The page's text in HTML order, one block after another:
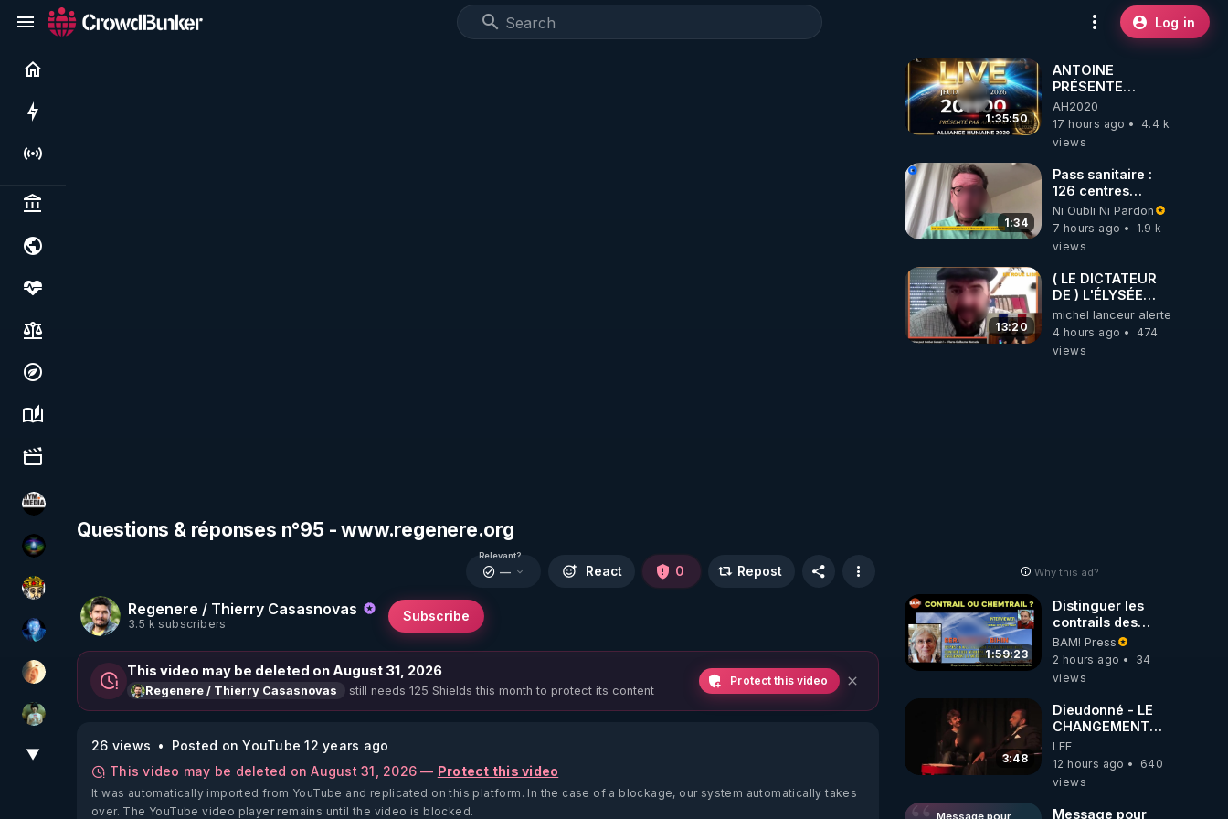
Log in
Live
Politics & institutions
Society, justice & freedoms
Economy, environment & technology
Science, history & spirituality
Culture, media & entertainment
HYM.MEDIA
WakeUp
Textes Sacrés & Maîtres Spirituels
AH2020
La Puce à l'oreille
Sonmi-877
▼
Questions & réponses n°95 - www.regenere.org
Regenere / Thierry Casasnovas
3.5 k subscribers
Subscribe
Relevant?
— React 0 Repost
This video may be deleted on August 31, 2026
Regenere / Thierry Casasnovas still needs 125 Shields this month to protect its content
Protect this video
26 views
Posted on YouTube 12 years ago
This video may be deleted on August 31, 2026 — Protect this video
It was automatically imported from YouTube and replicated on this platform. In the case of a blockage, our system automatically takes
over. The YouTube video player remains until the video is blocked.
1:35:50
ANTOINE
PRÉSENTE
AH2020 LE LIVE
20H ***DU
06/08/2026***
AH2020
17 hours ago
4.4 k
views
1:34
Pass sanitaire :
126 centres
commerciaux
concernés par
l'obligation dans
Ni Oubli Ni Pardon
7 hours ago
1.9 k
views
13:20
( LE DICTATEUR
DE ) L'ÉLYSÉE
PANIQUE : PIERRE
GUILLAUME
MERCADAL
michel lanceur alerte
4 hours ago
474
views
Why this ad?
1:59:23
Distinguer les
contrails des
chemtrails par
Bernadette Bihin
BAM! Press
2 hours ago
34
views
3:48
Dieudonné - LE
CHANGEMENT
C'EST
MAINTENANT
LEF
12 hours ago
640
views
Message pour
Message pour